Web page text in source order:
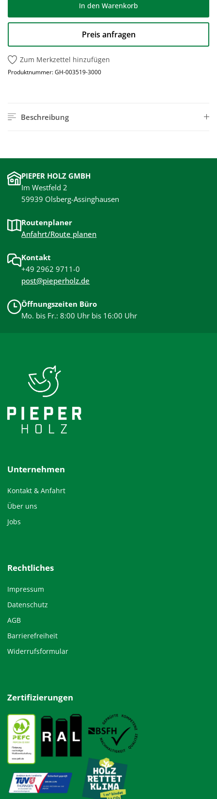
In den Warenkorb
Preis anfragen
Zum Merkzettel hinzufügen
Produktnummer:GH-003519-3000
Beschreibung
PIEPER HOLZ GMBH
Im Westfeld 2
59939 Olsberg-Assinghausen
Routenplaner
Anfahrt/Route planen
Kontakt
+49 2962 9711-0
post@pieperholz.de
Öffnungszeiten Büro
Mo. bis Fr.: 8:00 Uhr bis 16:00 Uhr
Unternehmen
Kontakt & Anfahrt
Über uns
Jobs
Rechtliches
Impressum
Datenschutz
AGB
Barrierefreiheit
Widerrufsformular
Zertifizierungen